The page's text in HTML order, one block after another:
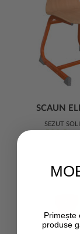
SCAUN
ȘEZUT
Primește
produse